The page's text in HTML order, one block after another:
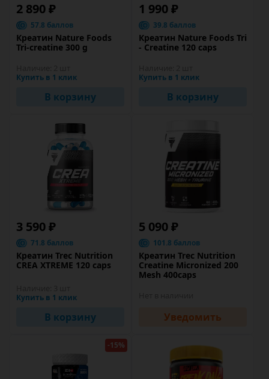
2 890 ₽
57.8 баллов
Креатин Nature Foods
Tri-creatine 300 g
Купить в 1 клик
В корзину
1 990 ₽
39.8 баллов
Креатин Nature Foods Tri
- Creatine 120 caps
Купить в 1 клик
В корзину
3 590 ₽
71.8 баллов
Креатин Trec Nutrition
CREA XTREME 120 caps
Купить в 1 клик
В корзину
5 090 ₽
101.8 баллов
Креатин Trec Nutrition
Creatine Micronized 200
Mesh 400caps
Уведомить
-15%